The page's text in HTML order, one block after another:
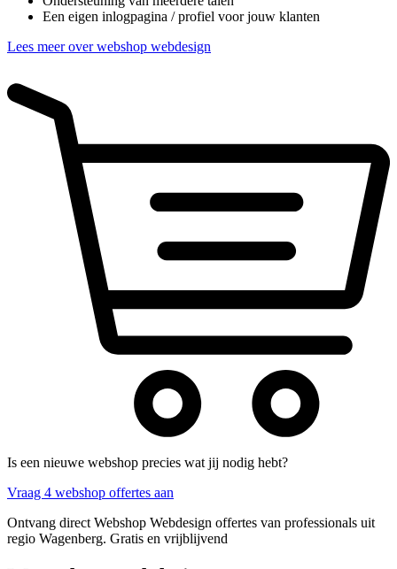
Een eigen inlogpagina / profiel voor jouw klanten
Lees meer over webshop webdesign
Is een nieuwe webshop precies wat jij nodig hebt?
Vraag 4 webshop offertes aan
Ontvang direct Webshop Webdesign offertes van professionals uit
regio Wagenberg. Gratis en vrijblijvend